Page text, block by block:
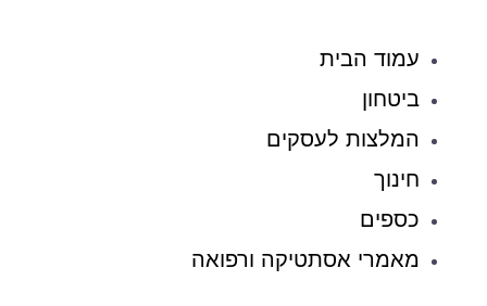
עמוד הבית
ביטחון
המלצות לעסקים
חינוך
כספים
מאמרי אסתטיקה ורפואה